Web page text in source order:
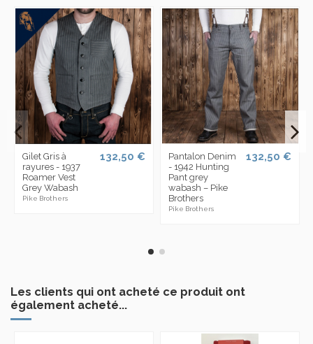
Gilet Gris à
rayures - 1937
Roamer Vest
Grey Wabash
Pike Brothers
132,50 €
Pantalon Denim
- 1942 Hunting
Pant grey
wabash – Pike
Brothers
Pike Brothers
132,50 €
Les clients qui ont acheté ce produit ont
également acheté...